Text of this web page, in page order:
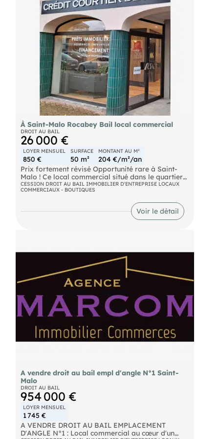
parfaitement adaptée à une activité de commerce
de détail. Au sous-sol, deux grandes caves saines
complètent l'ensemble et offrent d'importantes
capacités de stockage. Un sanitaire privatif est
également à disposition. Le loyer mensuel s'élève
à 1 150 €, non assujetti à la TVA Conditions, nous
consulter.
À Saint-Malo Rocabey Bail local commercial
DROIT AU BAIL
26 000 €
LOYER MENSUEL
850 €
SURFACE
50 m²
MONTANT AU M²
204 €/m²/an
Prix fortement révisé Opportunité rare à Saint-
Malo ! Ce local commercial situé dans le quartier
recherché de Rocabey constitue une excellente
opportunité d'installation à moindre coût.
=>Emplacement : Avenue passante Vitrine sur rue
(2,50 m) Quartier dynamique => Local : Surface :
50 m² RDC 1 espace accueil 1 bureau fermé (10
commerciales ou tertiaires. => Les + : Local
récemment rénové Aménagement fonctionnel Prêt
à exploiter Pour plus d’informations ou organiser
une visite, merci de me contacter.
CESSION DROIT AU BAIL IMMOBILIER D'ENTREPRISE LOCAUX
COMMERCIAUX - BOUTIQUES
Voir le détail
A vendre droit au bail empl d'angle N°1 Saint-
Malo
DROIT AU BAIL
954 000 €
LOYER MENSUEL
1 745 €
A VENDRE DROIT AU BAIL EMPLACEMENT
D'ANGLE N°1 : Local commercial au cœur d'un